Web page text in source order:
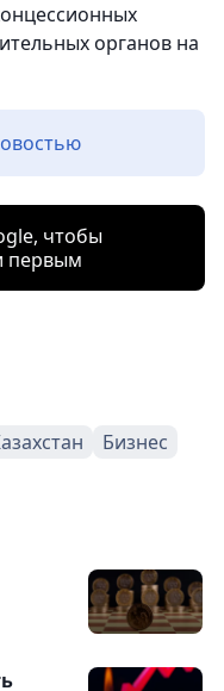
органов на
чтобы
первым
Бизнес